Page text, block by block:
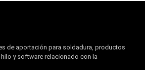
de aportación para soldadura, productos
y software relacionado con la